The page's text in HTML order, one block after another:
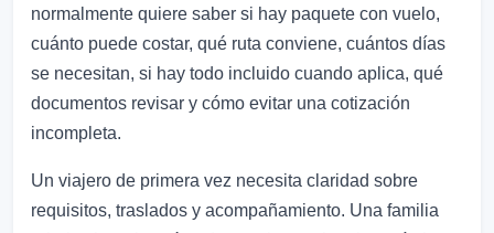
normalmente quiere saber si hay paquete con vuelo,
cuánto puede costar, qué ruta conviene, cuántos días
se necesitan, si hay todo incluido cuando aplica, qué
documentos revisar y cómo evitar una cotización
incompleta.
Un viajero de primera vez necesita claridad sobre
requisitos, traslados y acompañamiento. Una familia